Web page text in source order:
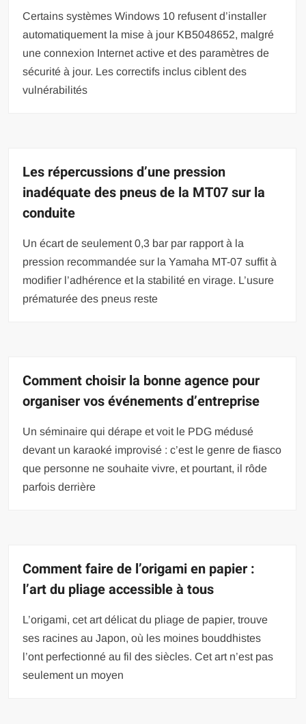
Certains systèmes Windows 10 refusent d’installer
automatiquement la mise à jour KB5048652, malgré
une connexion Internet active et des paramètres de
sécurité à jour. Les correctifs inclus ciblent des
vulnérabilités
Les répercussions d’une pression
inadéquate des pneus de la MT07 sur la
conduite
Un écart de seulement 0,3 bar par rapport à la
pression recommandée sur la Yamaha MT-07 suffit à
modifier l’adhérence et la stabilité en virage. L’usure
prématurée des pneus reste
Comment choisir la bonne agence pour
organiser vos événements d’entreprise
Un séminaire qui dérape et voit le PDG médusé
devant un karaoké improvisé : c’est le genre de fiasco
que personne ne souhaite vivre, et pourtant, il rôde
parfois derrière
Comment faire de l’origami en papier :
l’art du pliage accessible à tous
L’origami, cet art délicat du pliage de papier, trouve
ses racines au Japon, où les moines bouddhistes
l’ont perfectionné au fil des siècles. Cet art n’est pas
seulement un moyen